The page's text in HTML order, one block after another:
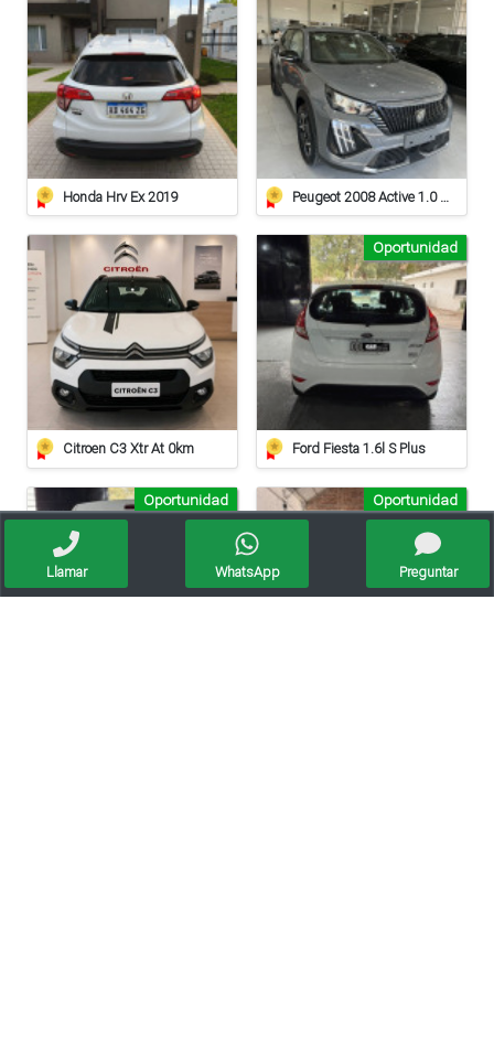
Honda Hrv Ex 2019 Peugeot 2008 Active 1.0 At
Citroen C3 Xtr At 0km Ford Fiesta 1.6l S Plus
Oportunidad
Oportunidad Oportunidad
Llamar WhatsApp Preguntar